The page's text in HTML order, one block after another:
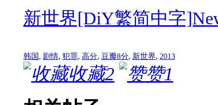
新世界[DiY繁简中字
韩国, 剧情, 犯罪, 高分, 豆瓣8分, 新世界, 2013
收藏2 赞1